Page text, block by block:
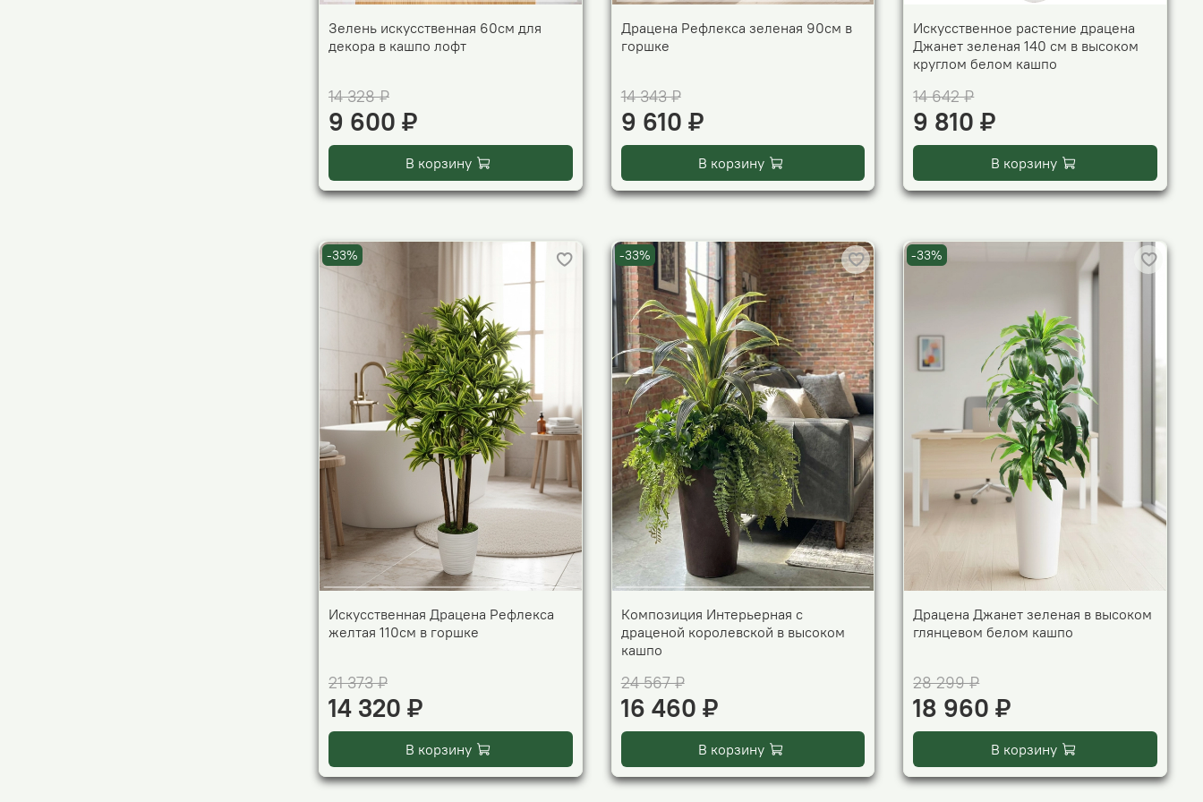
Зелень искусственная 60см для
декора в кашпо лофт
14 328 ₽
9 600 ₽
В корзину
Драцена Рефлекса зеленая 90см в
горшке
14 343 ₽
9 610 ₽
В корзину
Искусственное растение драцена
Джанет зеленая 140 см в высоком
круглом белом кашпо
14 642 ₽
9 810 ₽
В корзину
-33%
Искусственная Драцена Рефлекса
желтая 110см в горшке
21 373 ₽
14 320 ₽
В корзину
-33%
Композиция Интерьерная с
драценой королевской в высоком
кашпо
24 567 ₽
16 460 ₽
В корзину
-33%
Драцена Джанет зеленая в высоком
глянцевом белом кашпо
28 299 ₽
18 960 ₽
В корзину